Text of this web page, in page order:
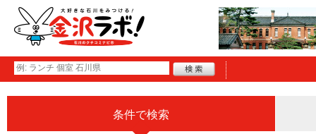
条件で検索